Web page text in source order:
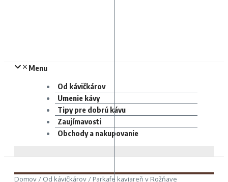
Menu
Od kávičkárov
Umenie kávy
Tipy pre dobrú kávu
Zaujímavosti
Obchody a nakupovanie
Domov / Od kávičkárov / Parkafe kaviareň v Rožňave